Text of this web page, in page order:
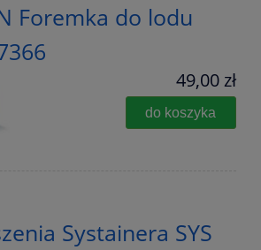
Foremka do lodu
49,00 zł
do koszyka
Systainera SYS